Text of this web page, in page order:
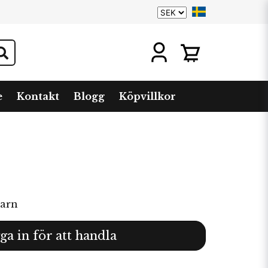
Kontakt Blogg Köpvillkor
in för att handla